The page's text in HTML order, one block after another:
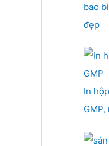
bao
đẹp
In